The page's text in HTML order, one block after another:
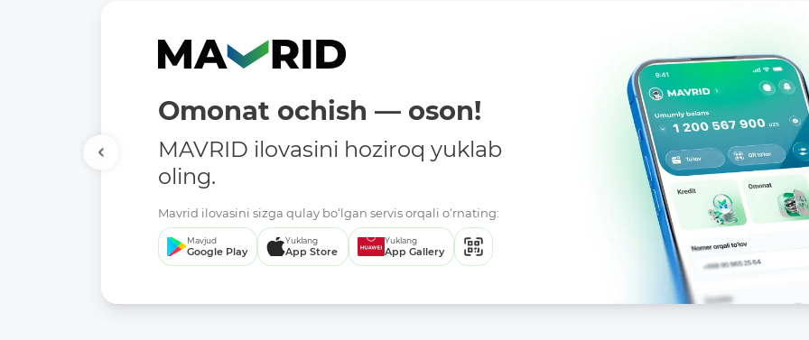
Omonat ochish — oson!
MAVRID ilovasini hoziroq yuklab
oling.
Mavrid ilovasini sizga qulay bo‘lgan servis orqali o‘rnating:
Mavjud
Google Play
Yuklang
App Store
Yuklang
App Gallery